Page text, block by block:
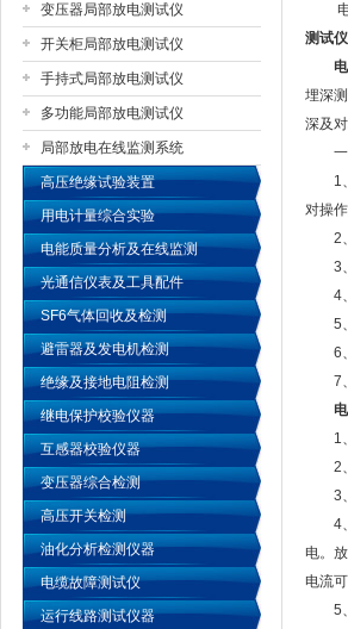
变压器局部放电测试仪
开关柜局部放电测试仪
手持式局部放电测试仪
多功能局部放电测试仪
局部放电在线监测系统
高压绝缘试验装置
用电计量综合实验
电能质量分析及在线监测
光通信仪表及工具配件
SF6气体回收及检测
避雷器及发电机检测
绝缘及接地电阻检测
继电保护校验仪器
互感器校验仪器
变压器综合检测
高压开关检测
油化分析检测仪器
电缆故障测试仪
运行线路测试仪器
电
测试仪
埋深
深及
一
1、
对操
2、
3、
4、
5、
6、
7、
1、
2、
3、
4、
电。
电流
5、